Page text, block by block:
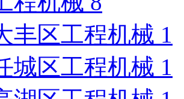
丰区工程机械 1
城区工程机械 1